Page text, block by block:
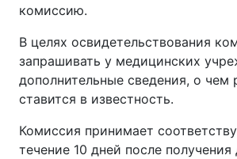
комиссию.
В целях освидетельствования
запрашивать у медицинских
дополнительные сведения, о чем
ставится в известность.
Комиссия принимает
течение 10 дней после